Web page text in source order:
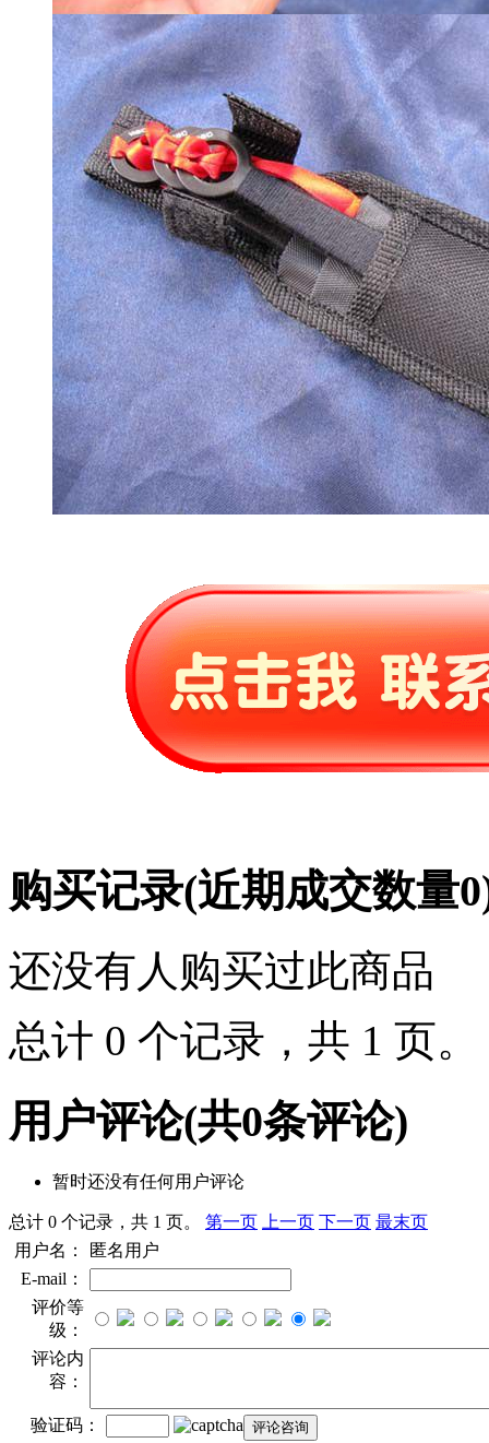
购买记录(近期成交数量0
还没有人购买过此商品
总计 0 个记录，共 1 页。
用户评论(共0条评论)
暂时还没有任何用户评论
总计 0 个记录，共 1 页。 第一页 上一页 下一页 最末页
用户名：
匿名用户
E-mail：
评价等
级：
评论内
容：
验证码：